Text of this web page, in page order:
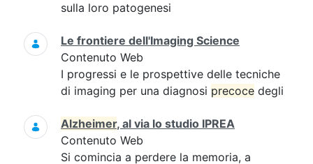
sulla loro patogenesi
Le frontiere dell'Imaging Science
Contenuto Web
I progressi e le prospettive delle tecniche
di imaging per una diagnosi precoce degli
Alzheimer, al via lo studio IPREA
Contenuto Web
Si comincia a perdere la memoria, a